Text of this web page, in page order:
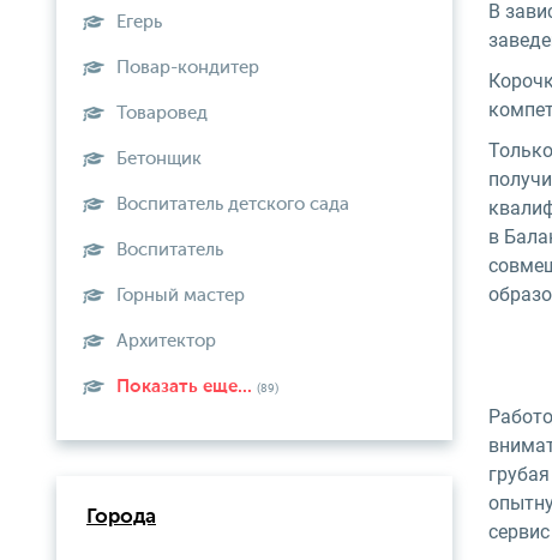
В
в
Егерь
Повар-кондитер
Товаровед
Бетонщик
Воспитатель детского сада
Воспитатель
Горный мастер
Архитектор
Показать еще... (89)
Города